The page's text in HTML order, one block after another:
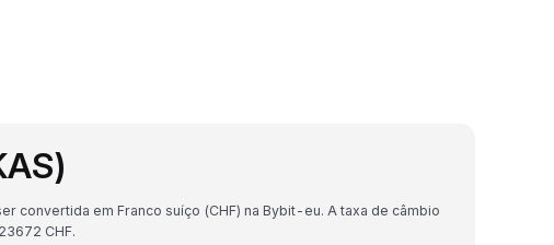
convertida em Franco suíço (CHF) na Bybit-eu. A taxa de câmbio
CHF.